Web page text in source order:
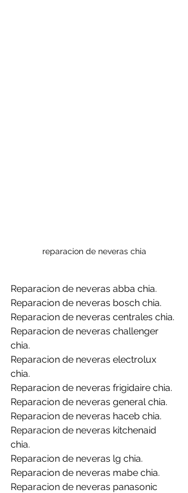
reparacion de neveras chia
Reparacion de neveras abba chia.
Reparacion de neveras bosch chia.
Reparacion de neveras centrales chia.
Reparacion de neveras challenger
chia.
Reparacion de neveras electrolux
chia.
Reparacion de neveras frigidaire chia.
Reparacion de neveras general chia.
Reparacion de neveras haceb chia.
Reparacion de neveras kitchenaid
chia.
Reparacion de neveras lg chia.
Reparacion de neveras mabe chia.
Reparacion de neveras panasonic